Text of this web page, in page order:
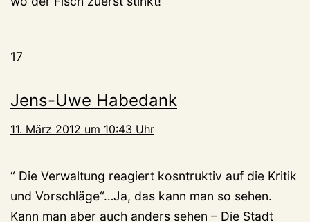
17
Jens-Uwe Habedank
11. März 2012 um 10:43 Uhr
“ Die Verwaltung reagiert kosntruktiv auf die Kritik
und Vorschläge“…Ja, das kann man so sehen.
Kann man aber auch anders sehen – Die Stadt